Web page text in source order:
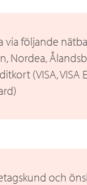
via följande
Nordea,
(VISA, VISA
och